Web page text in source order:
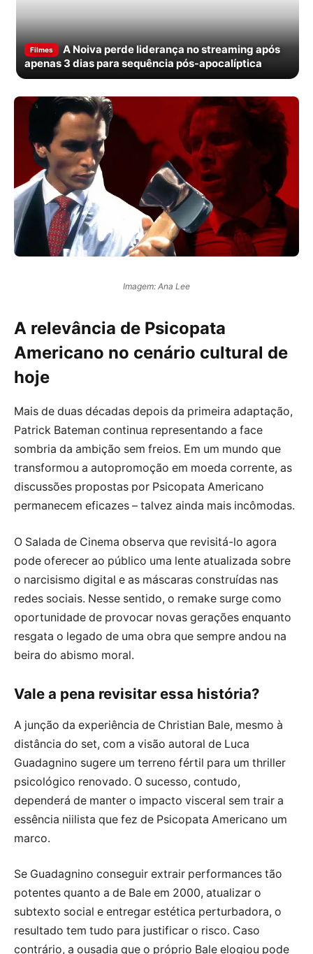
Filmes
A Noiva perde liderança no streaming após
apenas 3 dias para sequência pós-apocalíptica
Imagem: Ana Lee
A relevância de Psicopata
Americano no cenário cultural de
hoje
Mais de duas décadas depois da primeira adaptação,
Patrick Bateman continua representando a face
sombria da ambição sem freios. Em um mundo que
transformou a autopromoção em moeda corrente, as
discussões propostas por Psicopata Americano
permanecem eficazes – talvez ainda mais incômodas.
O Salada de Cinema observa que revisitá-lo agora
pode oferecer ao público uma lente atualizada sobre
o narcisismo digital e as máscaras construídas nas
redes sociais. Nesse sentido, o remake surge como
oportunidade de provocar novas gerações enquanto
resgata o legado de uma obra que sempre andou na
beira do abismo moral.
Vale a pena revisitar essa história?
A junção da experiência de Christian Bale, mesmo à
distância do set, com a visão autoral de Luca
Guadagnino sugere um terreno fértil para um thriller
psicológico renovado. O sucesso, contudo,
dependerá de manter o impacto visceral sem trair a
essência niilista que fez de Psicopata Americano um
marco.
Se Guadagnino conseguir extrair performances tão
potentes quanto a de Bale em 2000, atualizar o
subtexto social e entregar estética perturbadora, o
resultado tem tudo para justificar o risco. Caso
contrário, a ousadia que o próprio Bale elogiou pode